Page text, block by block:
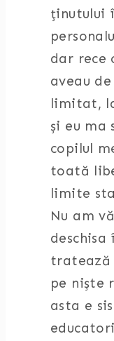
ținutului
dar rece
aveau
limitat,
și eu ma
copilul
toată
limite
Nu am
tratează
pe niște
asta e